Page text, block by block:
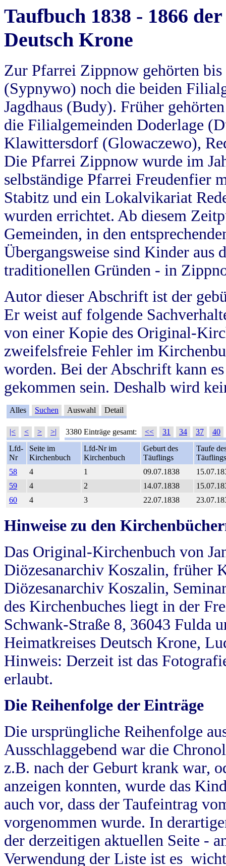
Taufbuch 1838 - 1866
Deutsch Krone
Zur Pfarrei Zippnow gehörten
(Sypnywo) noch die beiden
Jagdhaus (Budy). Früher
die Filialgemeinden Doderlage
Klawittersdorf (Glowaczewo),
Die Pfarrei Zippnow wurde im
selbständige Pfarrei Freudenfier
Stabitz und ein Lokalvikariat
wurden errichtet. Ab diesem
Gemeinden, in den
Übergangsweise sind Kinder aus
traditionellen Gründen - in
Autor dieser Abschrift ist der
Er weist auf folgende
von einer Kopie des Original-
zweifelsfreie Fehler im
worden. Bei der Abschrift kann
gekommen sein. Deshalb wird
Alles Suchen Auswahl Detail
|< < > >| 3380 Einträge gesamt: << 31 34 37
40
Lfd-
Nr
Seite im
Kirchenbuch
Lfd-Nr im
Kirchenbuch
Geburt des
Täuflings
Taufe
Täuflings
58
4 1 09.07.1838
59
4 2 14.07.1838
60
4 3 22.07.1838
Hinweise zu den
Das Original-Kirchenbuch von
Diözesanarchiv Koszalin, früher
Diözesanarchiv Koszalin,
des Kirchenbuches liegt in der
Schwank-Straße 8, 36043 Fulda
Heimatkreises Deutsch Krone,
Hinweis: Derzeit ist das
erlaubt.
Die Reihenfolge der Einträge
Die ursprüngliche Reihenfolge
Ausschlaggebend war die
z.B. nach der Geburt krank war,
anzeigen konnten, wurde das
auch vor, dass der Taufeintrag
vorgenommen wurde. In
der derzeitigen aktuellen Seite -
Verwendung der Liste ist es